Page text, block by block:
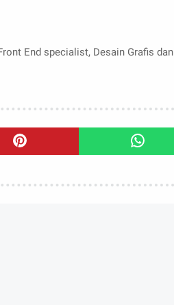
End specialist, Desain Grafis dan